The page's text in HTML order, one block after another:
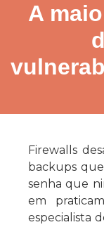
A
Firewalls
backups
senha que
em
especialista